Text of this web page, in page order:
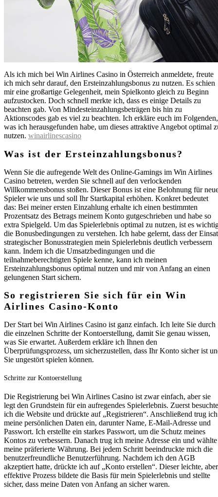
Als ich mich bei Win Airlines Casino in Österreich anmeldete, freute
ich mich sehr darauf, den Ersteinzahlungsbonus zu nutzen. Es schien
mir eine großartige Gelegenheit, mein Spielkonto gleich zu Beginn
aufzustocken. Doch schnell merkte ich, dass es einige Details zu
beachten gab. Von Mindesteinzahlungsbeträgen bis hin zu
Aktionscodes gab es viel zu beachten. Ich erkläre euch im Folgenden,
was ich herausgefunden habe, um dieses attraktive Angebot optimal
nutzen. winairlinescasino
Was ist der Ersteinzahlungsbonus?
Wenn Sie die aufregende Welt des Online-Gamings im Win Airlines
Casino betreten, werden Sie schnell auf den verlockenden
Willkommensbonus stoßen. Dieser Bonus ist eine Belohnung für
Spieler wie uns und soll Ihr Startkapital erhöhen. Konkret bedeutet
das: Bei meiner ersten Einzahlung erhalte ich einen bestimmten
Prozentsatz des Betrags meinem Konto gutgeschrieben und habe so
extra Spielgeld. Um das Spielerlebnis optimal zu nutzen, ist es
die Bonusbedingungen zu verstehen. Ich habe gelernt, dass der
strategischer Bonusstrategien mein Spielerlebnis deutlich verbessern
kann. Indem ich die Umsatzbedingungen und die
teilnahmeberechtigten Spiele kenne, kann ich meinen
Ersteinzahlungsbonus optimal nutzen und mir von Anfang an einen
gelungenen Start sichern.
So registrieren Sie sich für ein Win
Airlines Casino-Konto
Der Start bei Win Airlines Casino ist ganz einfach. Ich leite Sie durch
die einzelnen Schritte der Kontoerstellung, damit Sie genau wissen,
was Sie erwartet. Außerdem erkläre ich Ihnen den
Überprüfungsprozess, um sicherzustellen, dass Ihr Konto sicher ist
Sie ungestört spielen können.
Schritte zur Kontoerstellung
Die Registrierung bei Win Airlines Casino ist zwar einfach, aber sie
legt den Grundstein für ein aufregendes Spielerlebnis. Zuerst besuchte
ich die Website und drückte auf „Registrieren“. Anschließend trug ich
meine persönlichen Daten ein, darunter Name, E-Mail-Adresse und
Passwort. Ich erstellte ein starkes Passwort, um die Schutz meines
Kontos zu verbessern. Danach trug ich meine Adresse ein und wählte
meine präferierte Währung. Bei jedem Schritt beeindruckte mich die
benutzerfreundliche Benutzerführung. Nachdem ich den AGB
akzeptiert hatte, drückte ich auf „Konto erstellen“. Dieser leichte, aber
effektive Prozess bildete die Basis für mein Spielerlebnis und stellte
sicher, dass meine Daten von Anfang an sicher waren.